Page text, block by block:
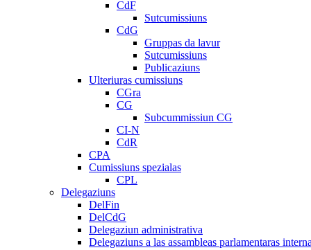
CdF
Sutcumissiuns
CdG
Gruppas da lavur
Sutcumissiuns
Publicaziuns
Ulteriuras cumissiuns
CGra
CG
Subcummissiun CG
CI-N
CdR
CPA
Cumissiuns spezialas
CPL
Delegaziuns
DelFin
DelCdG
Delegaziun administrativa
Delegaziuns a las assambleas parlamentaras